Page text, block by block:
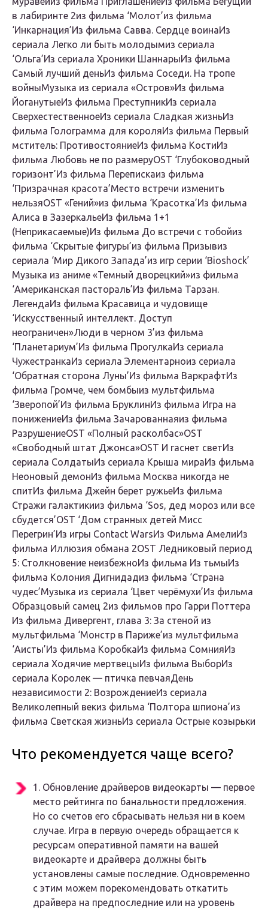
в лабиринте 2из фильма ‘Молот’из фильма
‘Инкарнация’Из фильма Савва. Сердце воинаИз
сериала Легко ли быть молодымиз сериала
‘Ольга’Из сериала Хроники ШаннарыИз фильма
Самый лучший деньИз фильма Соседи. На тропе
войныМузыка из сериала «Остров»Из фильма
ЙоганутыеИз фильма ПреступникИз сериала
СверхестественноеИз сериала Сладкая жизньИз
фильма Голограмма для короляИз фильма Первый
мститель: ПротивостояниеИз фильма КостиИз
фильма Любовь не по размеруOST ‘Глубоководный
горизонт’Из фильма Перепискаиз фильма
‘Призрачная красота’Место встречи изменить
нельзяOST «Гений»из фильма ‘Красотка’Из фильма
Алиса в ЗазеркальеИз фильма 1+1
(Неприкасаемые)Из фильма До встречи с тобойиз
фильма ‘Скрытые фигуры’из фильма Призывиз
сериала ‘Мир Дикого Запада’из игр серии ‘Bioshock’
Музыка из аниме «Темный дворецкий»из фильма
‘Американская пастораль’Из фильма Тарзан.
ЛегендаИз фильма Красавица и чудовище
‘Искусственный интеллект. Доступ
неограничен»Люди в черном 3’из фильма
‘Планетариум’Из фильма ПрогулкаИз сериала
ЧужестранкаИз сериала Элементарноиз сериала
‘Обратная сторона Луны’Из фильма ВаркрафтИз
фильма Громче, чем бомбыиз мультфильма
‘Зверопой’Из фильма БруклинИз фильма Игра на
понижениеИз фильма Зачарованнаяиз фильма
РазрушениеOST «Полный расколбас»OST
«Свободный штат Джонса»OST И гаснет светИз
сериала СолдатыИз сериала Крыша мираИз фильма
Неоновый демонИз фильма Москва никогда не
спитИз фильма Джейн берет ружьеИз фильма
Стражи галактикииз фильма ‘Sos, дед мороз или все
сбудется’OST ‘Дом странных детей Мисс
Перегрин’Из игры Contact WarsИз Фильма АмелиИз
фильма Иллюзия обмана 2OST Ледниковый период
5: Столкновение неизбежноИз фильма Из тьмыИз
фильма Колония Дигнидадиз фильма ‘Страна
чудес’Музыка из сериала ‘Цвет черёмухи’Из фильма
Образцовый самец 2из фильмов про Гарри Поттера
Из фильма Дивергент, глава 3: За стеной из
мультфильма ‘Монстр в Париже’из мультфильма
‘Аисты’Из фильма КоробкаИз фильма СомнияИз
сериала Ходячие мертвецыИз фильма ВыборИз
сериала Королек — птичка певчаяДень
независимости 2: ВозрождениеИз сериала
Великолепный векиз фильма ‘Полтора шпиона’из
фильма Светская жизньИз сериала Острые козырьки
Что рекомендуется чаще всего?
1. Обновление драйверов видеокарты — первое
место рейтинга по банальности предложения.
Но со счетов его сбрасывать нельзя ни в коем
случае. Игра в первую очередь обращается к
ресурсам оперативной памяти на вашей
видеокарте и драйвера должны быть
установлены самые последние. Одновременно
с этим можем порекомендовать откатить
драйвера на предпоследние или на уровень